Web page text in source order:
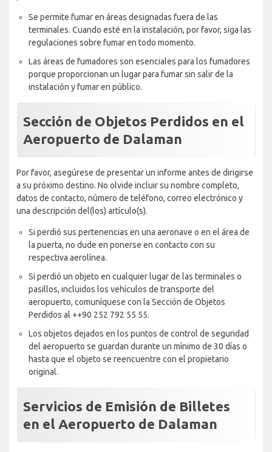
Se permite fumar en áreas designadas fuera de las
terminales. Cuando esté en la instalación, por favor, siga las
regulaciones sobre fumar en todo momento.
Las áreas de fumadores son esenciales para los fumadores
porque proporcionan un lugar para fumar sin salir de la
instalación y fumar en público.
Sección de Objetos Perdidos en el
Aeropuerto de Dalaman
Por favor, asegúrese de presentar un informe antes de dirigirse
a su próximo destino. No olvide incluir su nombre completo,
datos de contacto, número de teléfono, correo electrónico y
una descripción del(los) artículo(s).
Si perdió sus pertenencias en una aeronave o en el área de
la puerta, no dude en ponerse en contacto con su
respectiva aerolínea.
Si perdió un objeto en cualquier lugar de las terminales o
pasillos, incluidos los vehículos de transporte del
aeropuerto, comuníquese con la Sección de Objetos
Perdidos al ++90 252 792 55 55.
Los objetos dejados en los puntos de control de seguridad
del aeropuerto se guardan durante un mínimo de 30 días o
hasta que el objeto se reencuentre con el propietario
original.
Servicios de Emisión de Billetes
en el Aeropuerto de Dalaman